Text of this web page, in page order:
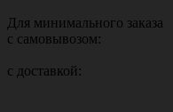
Для минимального заказа
с самовывозом:
с доставкой: